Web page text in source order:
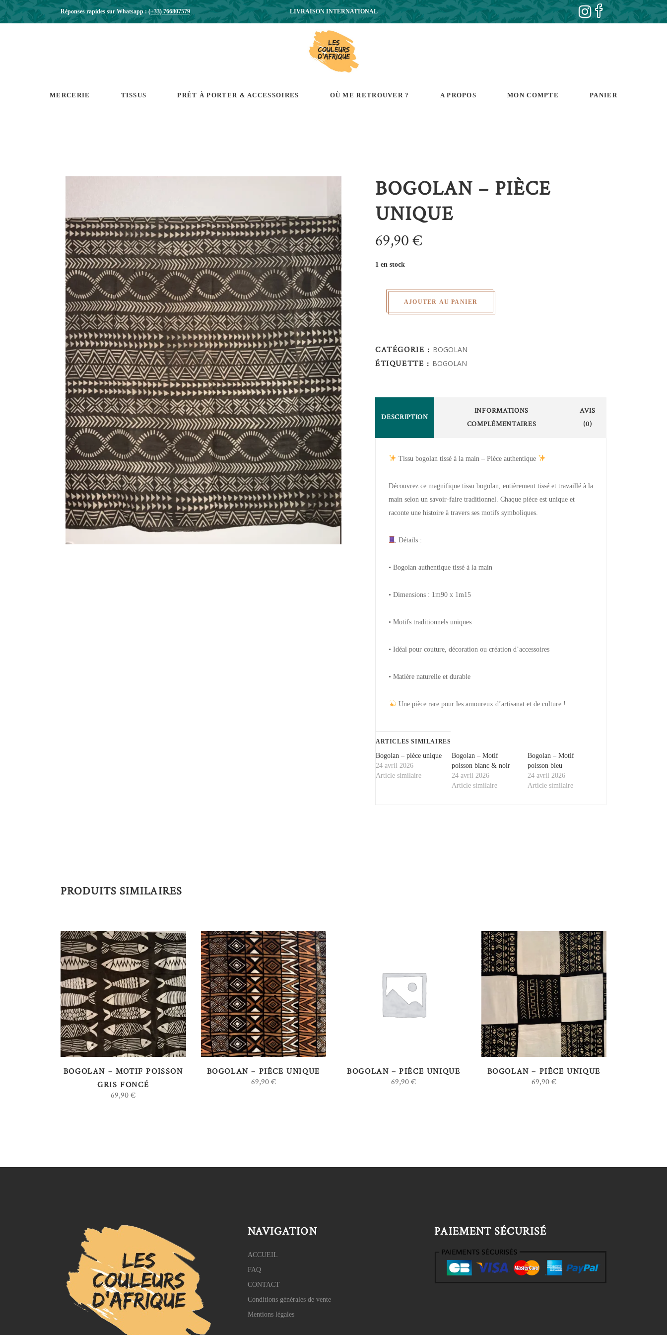
Réponses rapides sur Whatsapp :(+33) 766807579 LIVRAISON INTERNATIONAL
MERCERIE TISSUS PRÊT À PORTER & ACCESSOIRES OÙ ME RETROUVER ? A PROPOS MON COMPTE PANIER
BOGOLAN – PIÈCE
UNIQUE
69,90€
1 en stock
AJOUTER AU PANIER
CATÉGORIE : BOGOLAN
ÉTIQUETTE : BOGOLAN
DESCRIPTION
INFORMATIONS
COMPLÉMENTAIRES
AVIS
(0)
Tissu bogolan tissé à la main – Pièce authentique
Découvrez ce magnifique tissu bogolan, entièrement tissé et travaillé à la
main selon un savoir-faire traditionnel. Chaque pièce est unique et
raconte une histoire à travers ses motifs symboliques.
Détails :
• Bogolan authentique tissé à la main
• Dimensions : 1m90 x 1m15
• Motifs traditionnels uniques
• Idéal pour couture, décoration ou création d’accessoires
• Matière naturelle et durable
Une pièce rare pour les amoureux d’artisanat et de culture !
ARTICLES SIMILAIRES
Bogolan – pièce unique
24 avril 2026
Article similaire
Bogolan – Motif
poisson blanc & noir
24 avril 2026
Article similaire
Bogolan – Motif
poisson bleu
24 avril 2026
Article similaire
PRODUITS SIMILAIRES
AJOUTER AU PANIER
BOGOLAN – MOTIF POISSON
GRIS FONCÉ
69,90€
AJOUTER AU PANIER
BOGOLAN – PIÈCE UNIQUE
69,90€
AJOUTER AU PANIER
BOGOLAN – PIÈCE UNIQUE
69,90€
AJOUTER AU PANIER
BOGOLAN – PIÈCE UNIQUE
69,90€
NAVIGATION
ACCUEIL
FAQ
CONTACT
Conditions générales de vente
Mentions légales
PAIEMENT SÉCURISÉ